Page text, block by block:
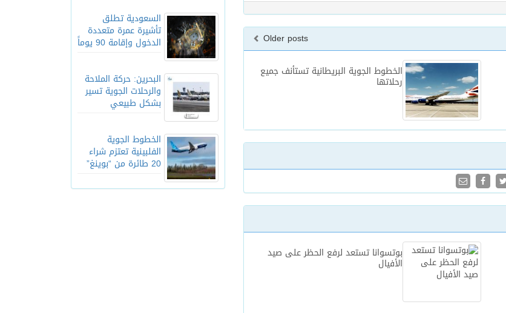
السعودية تطلق
تأشيرة عمرة متعددة
الدخول وإقامة 90 يوماً
البحرين: حركة الملاحة
والرحلات الجوية تسير
بشكل طبيعي
الخطوط الجوية
الفلبينية تعتزم شراء
20 طائرة من “بوينغ”
Older posts
الخطوط الجوية البريطانية تستأنف جميع
رحلاتها
بوتسوانا تستعد لرفع الحظر على صيد
الأفيال